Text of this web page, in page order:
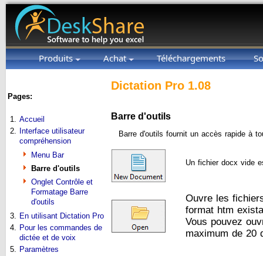
Produits Achat Téléchargements
Pages:
1. Accueil
2.
Interface utilisateur
compréhension
Menu Bar
Barre d'outils
Onglet Contrôle et
Formatage Barre
d'outils
3. En utilisant Dictation Pro
4. Pour les commandes de
dictée et de voix
5. Paramètres
Dictation Pro 1.08
Barre d'outils
Barre d'outils fournit un accès rapide à
Un fichier docx vide
Ouvre les
format htm
Vous pouvez
maximum de 20